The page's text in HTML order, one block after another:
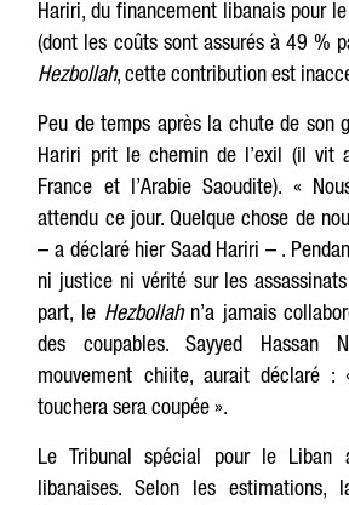
Hariri, du financement libanais pour
(dont les coûts sont assurés à 49 %
Hezbollah, cette contribution est
Peu de temps après la chute de son
Hariri prit le chemin de l’exil (il vit
France et l’Arabie Saoudite). «
attendu ce jour. Quelque chose de
– a déclaré hier Saad Hariri – .
ni justice ni vérité sur les
part, le Hezbollahn’a jamais
des coupables. Sayyed Hassan
mouvement chiite, aurait déclaré
touchera sera coupée ».
Le Tribunal spécial pour le Liban
libanaises. Selon les estimations,